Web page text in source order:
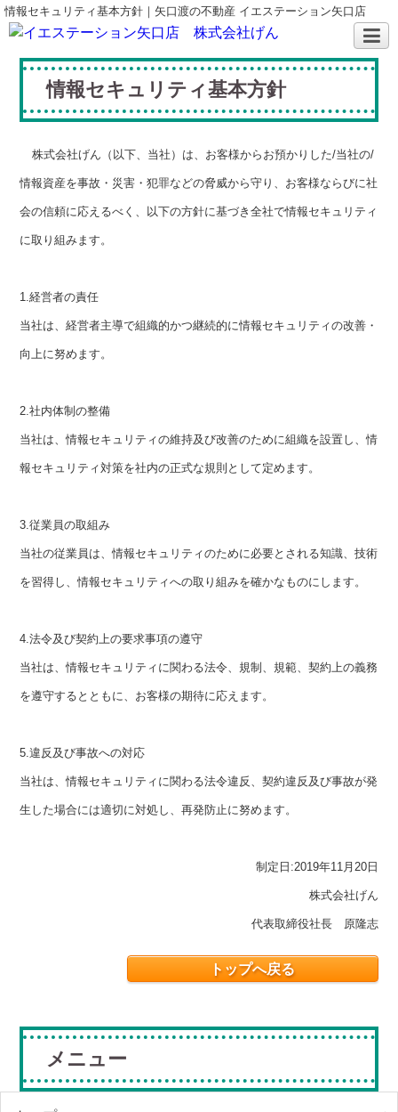
情報セキュリティ基本方針｜矢口渡の不動産 イエステーション矢口店
情報セキュリティ基本方針
株式会社げん（以下、当社）は、お客様からお預かりした/当社の/
情報資産を事故・災害・犯罪などの脅威から守り、お客様ならびに社
会の信頼に応えるべく、以下の方針に基づき全社で情報セキュリティ
に取り組みます。
1.経営者の責任
当社は、経営者主導で組織的かつ継続的に情報セキュリティの改善・
向上に努めます。
2.社内体制の整備
当社は、情報セキュリティの維持及び改善のために組織を設置し、情
報セキュリティ対策を社内の正式な規則として定めます。
3.従業員の取組み
当社の従業員は、情報セキュリティのために必要とされる知識、技術
を習得し、情報セキュリティへの取り組みを確かなものにします。
4.法令及び契約上の要求事項の遵守
当社は、情報セキュリティに関わる法令、規制、規範、契約上の義務
を遵守するとともに、お客様の期待に応えます。
5.違反及び事故への対応
当社は、情報セキュリティに関わる法令違反、契約違反及び事故が発
生した場合には適切に対処し、再発防止に努めます。
制定日 :2019年11月 20日
株式会社げん
代表取締役社長 原隆志
トップへ戻る
メニュー